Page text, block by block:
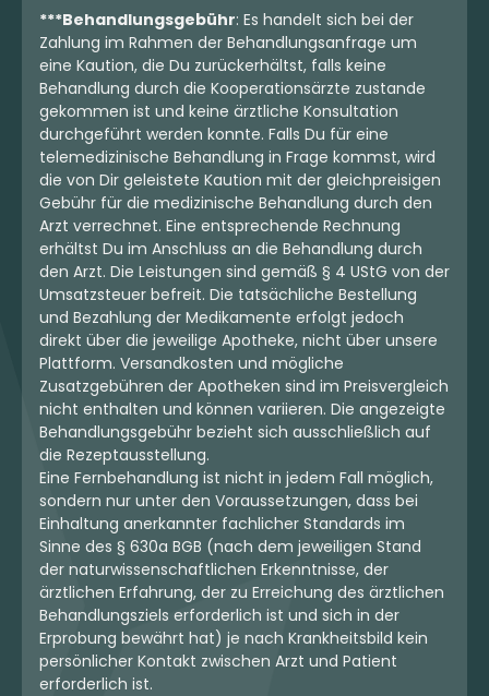
***Behandlungsgebühr: Es handelt sich bei der
Zahlung im Rahmen der Behandlungsanfrage um
eine Kaution, die Du zurückerhältst, falls keine
Behandlung durch die Kooperationsärzte zustande
gekommen ist und keine ärztliche Konsultation
durchgeführt werden konnte. Falls Du für eine
telemedizinische Behandlung in Frage kommst, wird
die von Dir geleistete Kaution mit der gleichpreisigen
Gebühr für die medizinische Behandlung durch den
Arzt verrechnet. Eine entsprechende Rechnung
erhältst Du im Anschluss an die Behandlung durch
den Arzt. Die Leistungen sind gemäß § 4 UStG von der
Umsatzsteuer befreit. Die tatsächliche Bestellung
und Bezahlung der Medikamente erfolgt jedoch
direkt über die jeweilige Apotheke, nicht über unsere
Plattform. Versandkosten und mögliche
Zusatzgebühren der Apotheken sind im Preisvergleich
nicht enthalten und können variieren. Die angezeigte
Behandlungsgebühr bezieht sich ausschließlich auf
die Rezeptausstellung.
Eine Fernbehandlung ist nicht in jedem Fall möglich,
sondern nur unter den Voraussetzungen, dass bei
Einhaltung anerkannter fachlicher Standards im
Sinne des § 630a BGB (nach dem jeweiligen Stand
der naturwissenschaftlichen Erkenntnisse, der
ärztlichen Erfahrung, der zu Erreichung des ärztlichen
Behandlungsziels erforderlich ist und sich in der
Erprobung bewährt hat) je nach Krankheitsbild kein
persönlicher Kontakt zwischen Arzt und Patient
erforderlich ist.